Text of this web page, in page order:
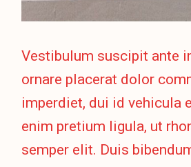
Vestibulum suscipit ante
ornare placerat dolor
imperdiet, dui id vehicula
enim pretium ligula, ut
semper elit. Duis